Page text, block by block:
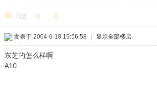
回复
发表于 2004-6-18 19:56:58 显示全部楼层
东芝的怎么样啊
A10